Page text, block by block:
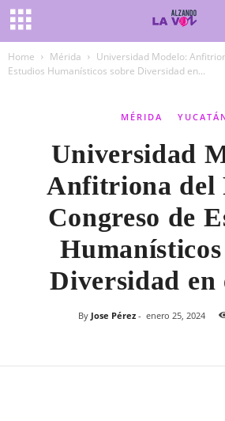
Home Mérida
Universidad Modelo:
Estudios Humanísticos sobre Diversidad en...
MÉRIDA
Universidad
Anfitriona del
Congreso de
Diversidad en
By Jose Pérez- enero 25, 2024